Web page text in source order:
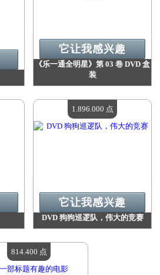
《乐一通全明星》第 03 卷 DVD 盒
装
现有数量：4
它让我感兴趣
DVD 狗狗巡逻队，伟大的竞赛
现有数量：
它让我感兴趣
1.896.000 点
814.400 点